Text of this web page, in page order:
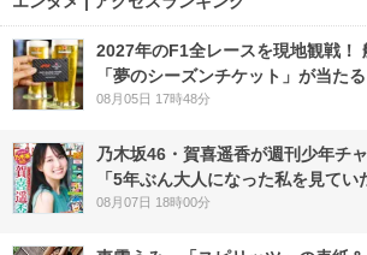
2027年のF1全レースを現地観戦！
「夢のシーズンチケット」が当たる
08月05日 17時48分
乃木坂46・賀喜遥香が週刊少年チ
「5年ぶん大人になった私を見てい
08月07日 18時00分